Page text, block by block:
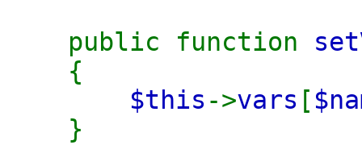
public function
{
$this ->vars [
}